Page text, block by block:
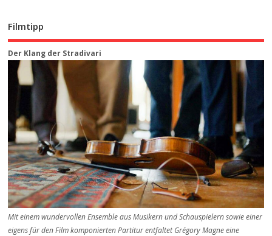
Filmtipp
Der Klang der Stradivari
Mit einem wundervollen Ensemble aus Musikern und Schauspielern sowie einer
eigens für den Film komponierten Partitur entfaltet Grégory Magne eine